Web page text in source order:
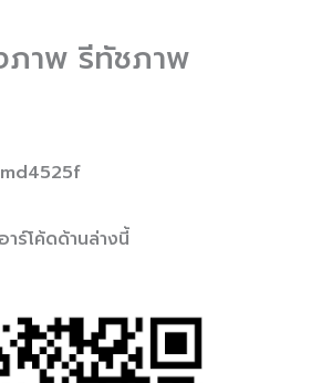
ภาพ รีทัชภาพ
ร์โค้ดด้านล่างนี้